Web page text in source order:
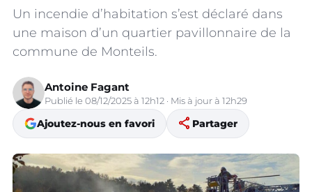
Un incendie d’habitation s’est déclaré dans
une maison d’un quartier pavillonnaire de la
commune de Monteils.
Antoine Fagant
Publié le 08/12/2025 à 12h12 · Mis à jour à 12h29
Ajoutez-nous en favori share Partager